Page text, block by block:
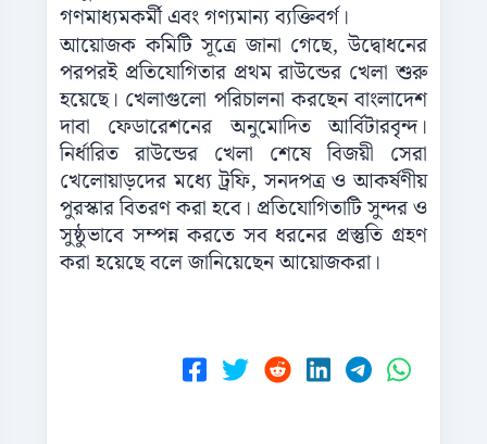
গণমাধ্যমকর্মী এবং গণ্যমান্য ব্যক্তিবর্গ।
আয়োজক কমিটি সূত্রে জানা গেছে, উদ্বোধনের
পরপরই প্রতিযোগিতার প্রথম রাউন্ডের খেলা শুরু
হয়েছে। খেলাগুলো পরিচালনা করছেন বাংলাদেশ
দাবা ফেডারেশনের অনুমোদিত আর্বিটারবৃন্দ।
নির্ধারিত রাউন্ডের খেলা শেষে বিজয়ী সেরা
খেলোয়াড়দের মধ্যে ট্রফি, সনদপত্র ও আকর্ষণীয়
পুরস্কার বিতরণ করা হবে। প্রতিযোগিতাটি সুন্দর ও
সুষ্ঠুভাবে সম্পন্ন করতে সব ধরনের প্রস্তুতি গ্রহণ
করা হয়েছে বলে জানিয়েছেন আয়োজকরা।